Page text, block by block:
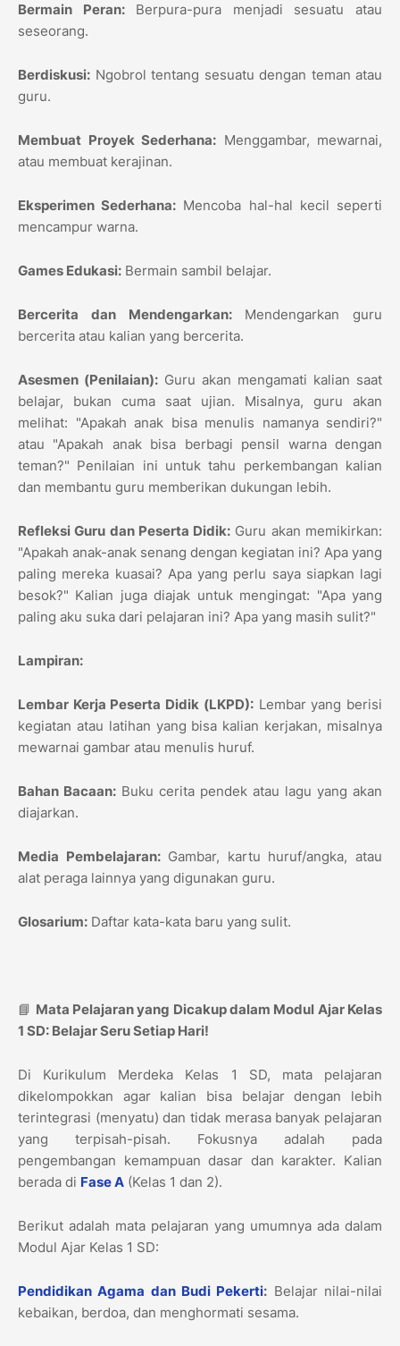
Bermain Peran:Berpura-pura menjadi sesuatu atau
seseorang.
Berdiskusi: Ngobrol tentang sesuatu dengan teman atau
guru.
Membuat Proyek Sederhana: Menggambar, mewarnai,
atau membuat kerajinan.
Eksperimen Sederhana: Mencoba hal-hal kecil seperti
mencampur warna.
Games Edukasi: Bermain sambil belajar.
Bercerita dan Mendengarkan:Mendengarkan guru
bercerita atau kalian yang bercerita.
Asesmen (Penilaian): Guru akan mengamati kalian saat
belajar, bukan cuma saat ujian. Misalnya, guru akan
melihat: "Apakah anak bisa menulis namanya sendiri?"
atau "Apakah anak bisa berbagi pensil warna dengan
teman?" Penilaian ini untuk tahu perkembangan kalian
dan membantu guru memberikan dukungan lebih.
Refleksi Guru dan Peserta Didik: Guru akan memikirkan:
"Apakah anak-anak senang dengan kegiatan ini? Apa yang
paling mereka kuasai? Apa yang perlu saya siapkan lagi
besok?" Kalian juga diajak untuk mengingat: "Apa yang
paling aku suka dari pelajaran ini? Apa yang masih sulit?"
Lampiran:
Lembar Kerja Peserta Didik (LKPD):Lembar yang berisi
kegiatan atau latihan yang bisa kalian kerjakan, misalnya
mewarnai gambar atau menulis huruf.
Bahan Bacaan: Buku cerita pendek atau lagu yang akan
diajarkan.
Media Pembelajaran:Gambar, kartu huruf/angka, atau
alat peraga lainnya yang digunakan guru.
Glosarium: Daftar kata-kata baru yang sulit.
📘 Mata Pelajaran yang Dicakup dalam Modul Ajar Kelas
1 SD: Belajar Seru Setiap Hari!
Di Kurikulum Merdeka Kelas 1 SD, mata pelajaran
dikelompokkan agar kalian bisa belajar dengan lebih
terintegrasi (menyatu) dan tidak merasa banyak pelajaran
yang terpisah-pisah. Fokusnya adalah pada
pengembangan kemampuan dasar dan karakter. Kalian
berada di Fase A (Kelas 1 dan 2).
Berikut adalah mata pelajaran yang umumnya ada dalam
Modul Ajar Kelas 1 SD:
Pendidikan Agama dan Budi Pekerti: Belajar nilai-nilai
kebaikan, berdoa, dan menghormati sesama.